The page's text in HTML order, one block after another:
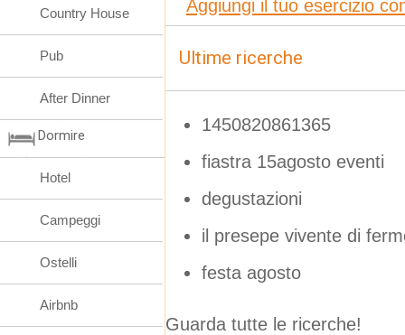
Aggiungi il tuo esercizio
Ultime ricerche
1450820861365
fiastra 15agosto eventi
degustazioni
il presepe vivente di
festa agosto
Guarda tutte le ricerche!
Country House
Pub
After Dinner
Dormire
Hotel
Campeggi
Ostelli
Airbnb